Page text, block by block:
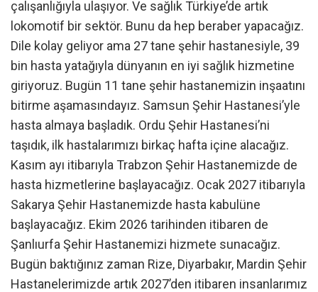
çalışanlığıyla ulaşıyor. Ve sağlık Türkiye’de artık
lokomotif bir sektör. Bunu da hep beraber yapacağız.
Dile kolay geliyor ama 27 tane şehir hastanesiyle, 39
bin hasta yatağıyla dünyanın en iyi sağlık hizmetine
giriyoruz. Bugün 11 tane şehir hastanemizin inşaatını
bitirme aşamasındayız. Samsun Şehir Hastanesi’yle
hasta almaya başladık. Ordu Şehir Hastanesi’ni
taşıdık, ilk hastalarımızı birkaç hafta içine alacağız.
Kasım ayı itibarıyla Trabzon Şehir Hastanemizde de
hasta hizmetlerine başlayacağız. Ocak 2027 itibarıyla
Sakarya Şehir Hastanemizde hasta kabulüne
başlayacağız. Ekim 2026 tarihinden itibaren de
Şanlıurfa Şehir Hastanemizi hizmete sunacağız.
Bugün baktığınız zaman Rize, Diyarbakır, Mardin Şehir
Hastanelerimizde artık 2027’den itibaren insanlarımız